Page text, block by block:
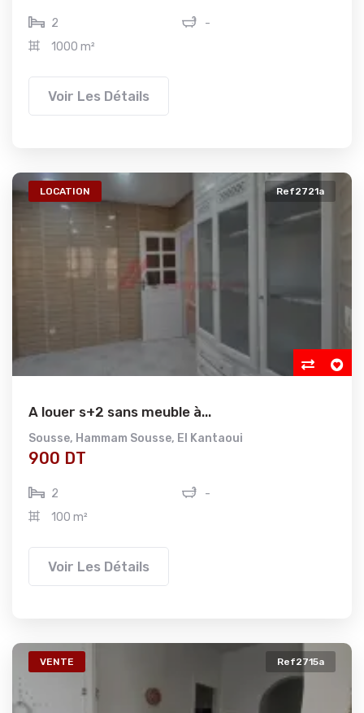
2
-
1000 m²
Voir Les Détails
LOCATION Ref2721a
A louer s+2 sans meuble à...
Sousse, Hammam Sousse, El Kantaoui
900 DT
2
-
100 m²
Voir Les Détails
VENTE Ref2715a